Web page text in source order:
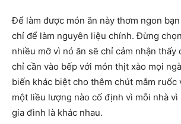
Để làm được món ăn này thơm ngon
chỉ để làm nguyên liệu chính. Đừng
nhiều mỡ vì nó ăn sẽ chỉ cảm nhận thấy
chỉ cần vào bếp với món thịt xào mọi
biến khác biệt cho thêm chút mắm ruốc
một liều lượng nào cố định vì mỗi nhà vì
gia đình là khác nhau.